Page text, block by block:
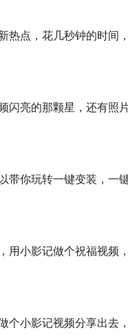
热点，花几秒钟的时间
闪亮的那颗星，还有照
带你玩转一键变装，一
用小影记做个祝福视频
个小影记视频分享出去